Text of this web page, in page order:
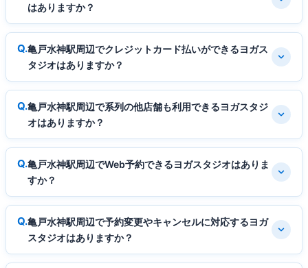
はありますか？
亀戸水神駅周辺でクレジットカード払いができるヨガス
タジオはありますか？
亀戸水神駅周辺で系列の他店舗も利用できるヨガスタジ
オはありますか？
亀戸水神駅周辺でWeb予約できるヨガスタジオはありま
すか？
亀戸水神駅周辺で予約変更やキャンセルに対応するヨガ
スタジオはありますか？